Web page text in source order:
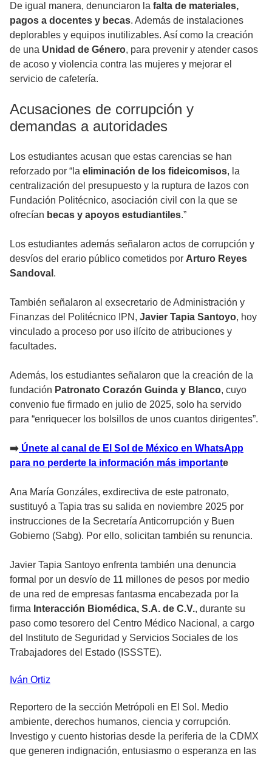
De igual manera, denunciaron la falta de materiales,
pagos a docentes y becas. Además de instalaciones
deplorables y equipos inutilizables. Así como la creación
de una Unidad de Género, para prevenir y atender casos
de acoso y violencia contra las mujeres y mejorar el
servicio de cafetería.
Acusaciones de corrupción y
demandas a autoridades
Los estudiantes acusan que estas carencias se han
reforzado por “la eliminación de los fideicomisos, la
centralización del presupuesto y la ruptura de lazos con
Fundación Politécnico, asociación civil con la que se
ofrecían becas y apoyos estudiantiles.”
Los estudiantes además señalaron actos de corrupción y
desvíos del erario público cometidos por Arturo Reyes
Sandoval .
También señalaron al exsecretario de Administración y
Finanzas del Politécnico IPN, Javier Tapia Santoyo, hoy
vinculado a proceso por uso ilícito de atribuciones y
facultades.
Además, los estudiantes señalaron que la creación de la
fundación Patronato Corazón Guinda y Blanco, cuyo
convenio fue firmado en julio de 2025, solo ha servido
para “enriquecer los bolsillos de unos cuantos dirigentes”.
➡️ Únete al canal de El Sol de México en WhatsApp
para no perderte la información más importante
Ana María Gonzáles, exdirectiva de este patronato,
sustituyó a Tapia tras su salida en noviembre 2025 por
instrucciones de la Secretaría Anticorrupción y Buen
Gobierno (Sabg). Por ello, solicitan también su renuncia.
Javier Tapia Santoyo enfrenta también una denuncia
formal por un desvío de 11 millones de pesos por medio
de una red de empresas fantasma encabezada por la
firma Interacción Biomédica, S.A. de C.V., durante su
paso como tesorero del Centro Médico Nacional, a cargo
del Instituto de Seguridad y Servicios Sociales de los
Trabajadores del Estado (ISSSTE).
Iván Ortiz
Reportero de la sección Metrópoli en El Sol. Medio
ambiente, derechos humanos, ciencia y corrupción.
Investigo y cuento historias desde la periferia de la CDMX
que generen indignación, entusiasmo o esperanza en las